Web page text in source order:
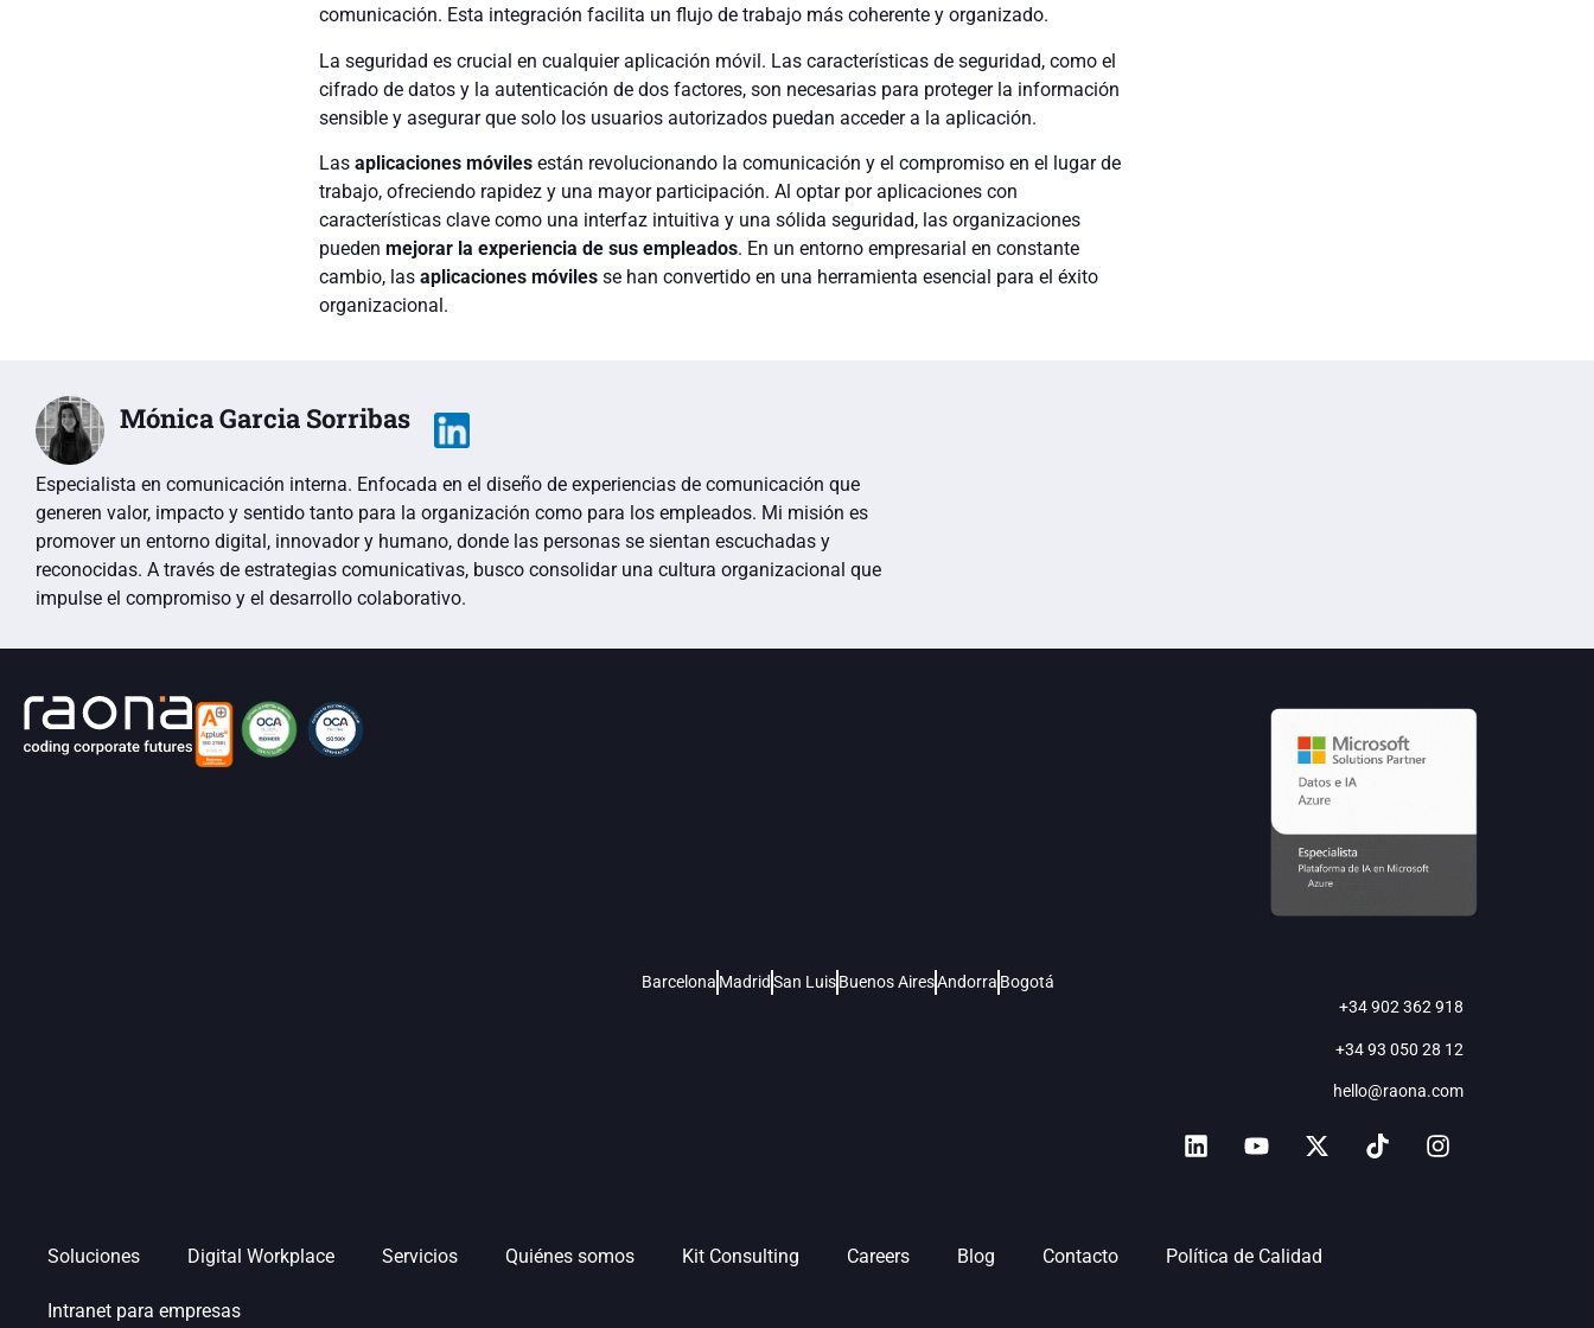
comunicación. Esta integración facilita un flujo de trabajo más coherente y organizado.
La seguridad es crucial en cualquier aplicación móvil. Las características de seguridad, como el
cifrado de datos y la autenticación de dos factores, son necesarias para proteger la información
sensible y asegurar que solo los usuarios autorizados puedan acceder a la aplicación.
Las aplicaciones móviles están revolucionando la comunicación y el compromiso en el lugar de
trabajo, ofreciendo rapidez y una mayor participación. Al optar por aplicaciones con
características clave como una interfaz intuitiva y una sólida seguridad, las organizaciones
pueden mejorar la experiencia de sus empleados. En un entorno empresarial en constante
cambio, lasaplicaciones móviles se han convertido en una herramienta esencial para el éxito
organizacional.
Mónica Garcia Sorribas
Especialista en comunicación interna. Enfocada en el diseño de experiencias de comunicación que
generen valor, impacto y sentido tanto para la organización como para los empleados. Mi misión es
promover un entorno digital, innovador y humano, donde las personas se sientan escuchadas y
reconocidas. A través de estrategias comunicativas, busco consolidar una cultura organizacional que
impulse el compromiso y el desarrollo colaborativo.
Barcelona MadridSan Luis Buenos AiresAndorra Bogotá
+34 902 362 918
+34 93 050 28 12
hello@raona.com
Soluciones Digital Workplace Servicios Quiénes somos Kit Consulting Careers Blog Contacto Política de Calidad
Intranet para empresas